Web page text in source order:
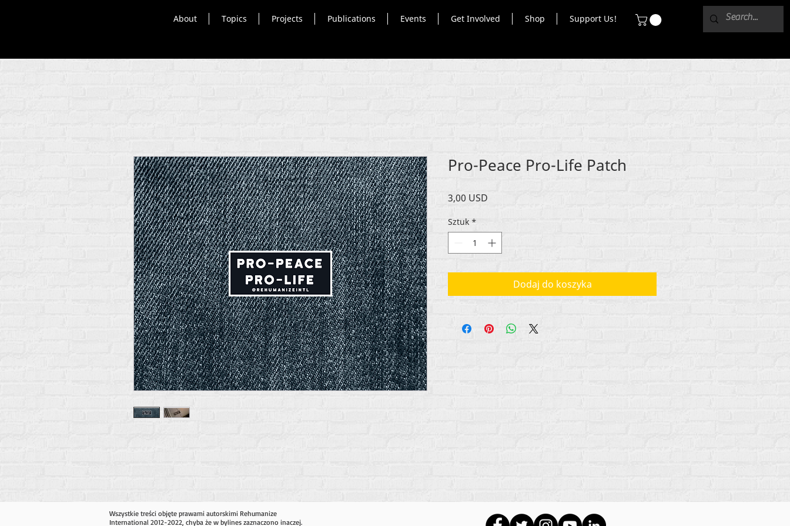
About Topics Projects Publications Events Get Involved Shop Support Us!
Pro-Peace Pro-Life Patch
3,00 USD
Sztuk *
Dodaj do koszyka
Wszystkie treści objęte prawami autorskimi Rehumanize
International 2012-2022, chyba że w bylines zaznaczono inaczej.